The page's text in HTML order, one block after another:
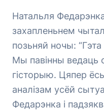
Натальля
захапленьнем
позьняй ночы:
Мы павінны ведаць
гісторыю. Цяпер
аналізам усёй
Федарэнка і